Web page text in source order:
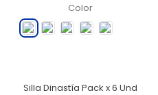
Color
Silla Dinastía Pack x 6 Und